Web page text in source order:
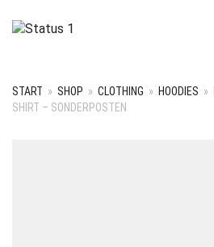
START » SHOP » CLOTHING » HOODIES »
SHIRT – SONDERPOSTEN